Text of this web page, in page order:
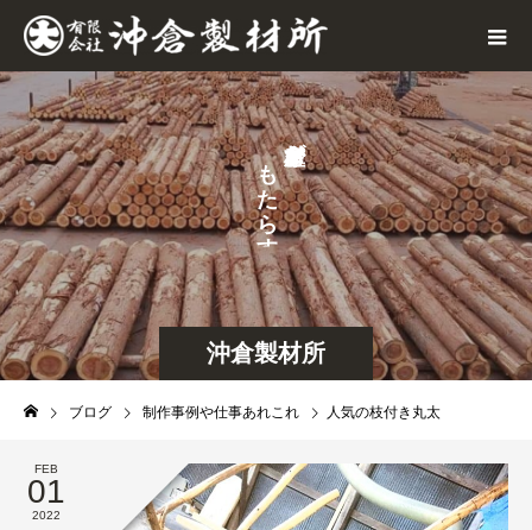
沖倉製材所
が
も
た
ら
す
せ
な
ら
し
ブログ 制作事例や仕事あれこれ 人気の枝付き丸太
FEB
01
2022